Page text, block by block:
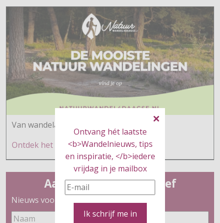
Ontvang hét laatste
<b>Wandelnieuws, tips
en inspiratie, </b>iedere
vrijdag in je mailbox
Ik schrijf me in
Van wandelaars voor wandelaars
Ontdek het hier
Aanmelden nieuwsbrief
Nieuws voor wandelaars